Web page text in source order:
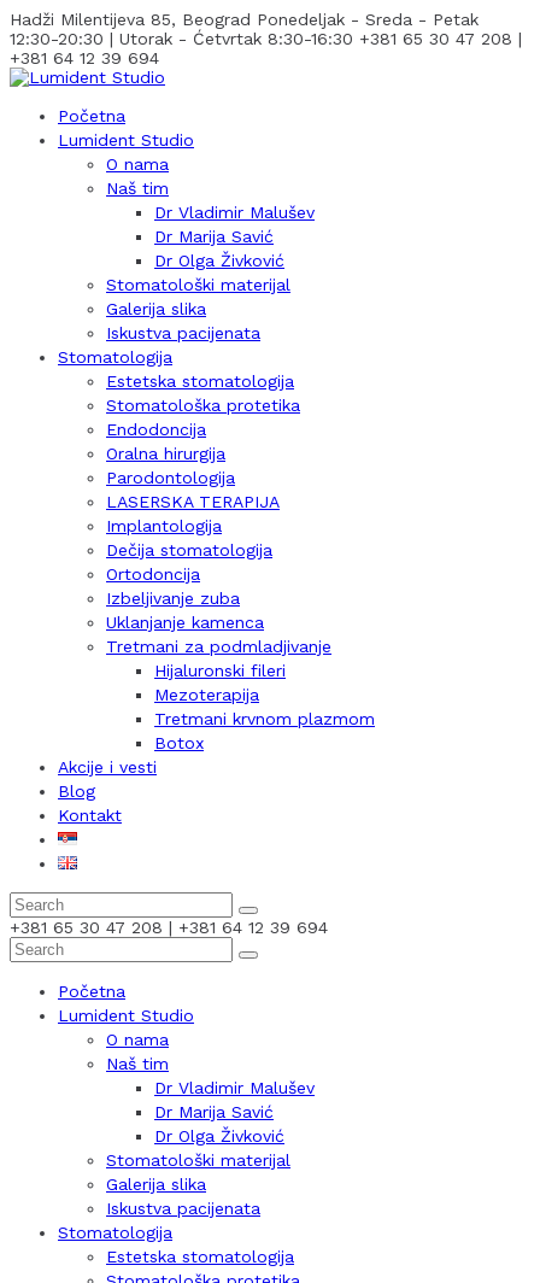
Hadži Milentijeva 85, Beograd Ponedeljak - Sreda - Petak
12:30-20:30 | Utorak - Ćetvrtak 8:30-16:30 +381 65 30 47 208 |
+381 64 12 39 694
Početna
Lumident Studio
O nama
Naš tim
Dr Vladimir Malušev
Dr Marija Savić
Dr Olga Živković
Stomatološki materijal
Galerija slika
Iskustva pacijenata
Stomatologija
Estetska stomatologija
Stomatološka protetika
Endodoncija
Oralna hirurgija
Parodontologija
LASERSKA TERAPIJA
Implantologija
Dečija stomatologija
Ortodoncija
Izbeljivanje zuba
Uklanjanje kamenca
Tretmani za podmladjivanje
Hijaluronski fileri
Mezoterapija
Tretmani krvnom plazmom
Botox
Akcije i vesti
Blog
Kontakt
+381 65 30 47 208 | +381 64 12 39 694
Početna
Lumident Studio
O nama
Naš tim
Dr Vladimir Malušev
Dr Marija Savić
Dr Olga Živković
Stomatološki materijal
Galerija slika
Iskustva pacijenata
Stomatologija
Estetska stomatologija